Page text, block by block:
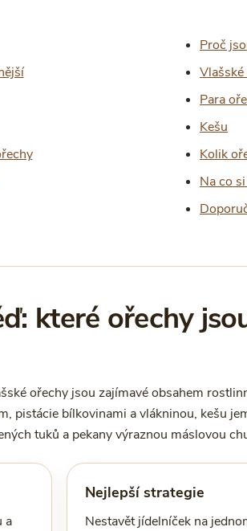
Proč
Para
Kešu
Kolik
Na co
které ořechy
ořechy jsou zajímavé obsahem
pistácie bílkovinami a vlákninou, kešu
tuků a pekany výraznou máslovou
a
Nejlepší strategie
Nestavět jídelníček na